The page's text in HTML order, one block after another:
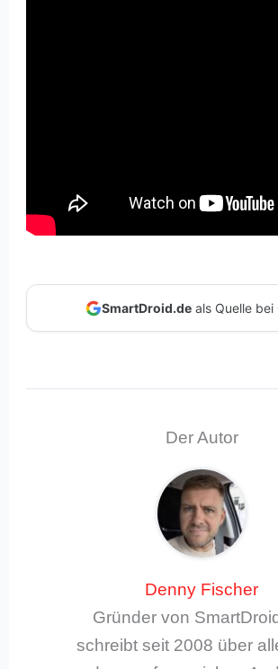
SmartDroid.deals Quelle bei
Der Autor
Denny Fischer
Gründer von
schreibt seit 2008 über